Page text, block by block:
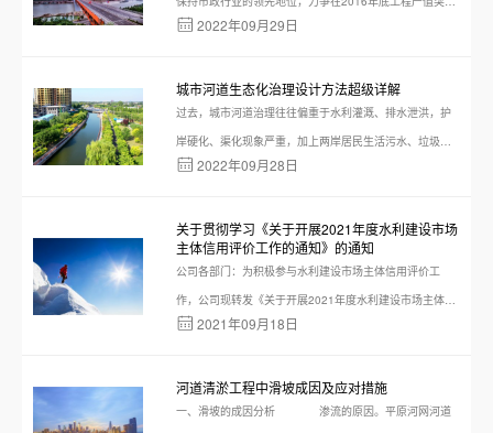
5亿元，并且以每年增长不少于8%。同时在公司内部加强
制，继续完善公司的各项规章制度。
2022年09月29日
城市河道生态化治理设计方法超级详解
过去，城市河道治理往往偏重于水利灌溉、排水泄洪，护
岸硬化、渠化现象严重，加上两岸居民生活污水、垃圾的
排入，导致很多...
2022年09月28日
关于贯彻学习《关于开展2021年度水利建设市场
主体信用评价工作的通知》的通知
公司各部门：为积极参与水利建设市场主体信用评价工
作，公司现转发《关于开展2021年度水利建设市场主体信
用评价工作的通知》（相关文件见附件），请各单位认真
2021年09月18日
河道清淤工程中滑坡成因及应对措施
一、滑坡的成因分析 渗流的原因。平原河网河道